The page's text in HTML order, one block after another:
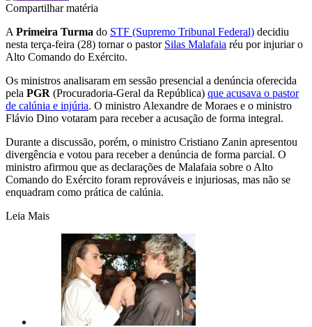
Compartilhar matéria
A Primeira Turma do STF (Supremo Tribunal Federal) decidiu
nesta terça-feira (28) tornar o pastor Silas Malafaia réu por injuriar o
Alto Comando do Exército.
Os ministros analisaram em sessão presencial a denúncia oferecida
pela PGR (Procuradoria-Geral da República) que acusava o pastor
de calúnia e injúria. O ministro Alexandre de Moraes e o ministro
Flávio Dino votaram para receber a acusação de forma integral.
Durante a discussão, porém, o ministro Cristiano Zanin apresentou
divergência e votou para receber a denúncia de forma parcial. O
ministro afirmou que as declarações de Malafaia sobre o Alto
Comando do Exército foram reprováveis e injuriosas, mas não se
enquadram como prática de calúnia.
Leia Mais